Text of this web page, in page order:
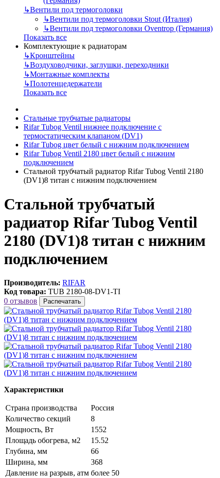
↳Вентили под термоголовки
↳Вентили под термоголовки Stout (Италия)
↳Вентили под термоголовки Oventrop (Германия)
Показать все
Комплектующие к радиаторам
↳Кронштейны
↳Воздуховодчики, заглушки, переходники
↳Монтажные комплекты
↳Полотенцедержатели
Показать все
Стальные трубчатые радиаторы
Rifar Tubog Ventil нижнее подключение с
термостатическим клапаном (DV1)
Rifar Tubog цвет белый с нижним подключением
Rifar Tubog Ventil 2180 цвет белый с нижним
подключением
Стальной трубчатый радиатор Rifar Tubog Ventil 2180
(DV1)8 титан с нижним подключением
Стальной трубчатый
радиатор Rifar Tubog Ventil
2180 (DV1)8 титан с нижним
подключением
Производитель: RIFAR
Код товара: TUB 2180-08-DV1-TI
0 отзывов
Распечатать
Характеристики
Страна производства
Россия
Количество секций
8
Мощность, Вт
1552
Площадь обогрева, м2
15.52
Глубина, мм
66
Ширина, мм
368
Давление на разрыв, атм более 50